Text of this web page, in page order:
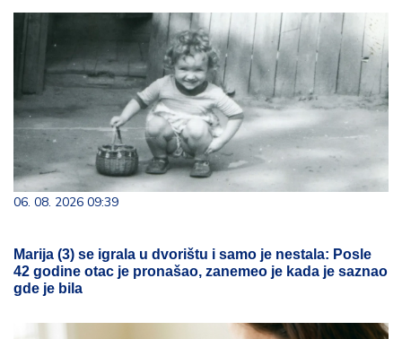
06. 08. 2026 09:39
Marija (3) se igrala u dvorištu i samo je nestala: Posle
42 godine otac je pronašao, zanemeo je kada je saznao
gde je bila